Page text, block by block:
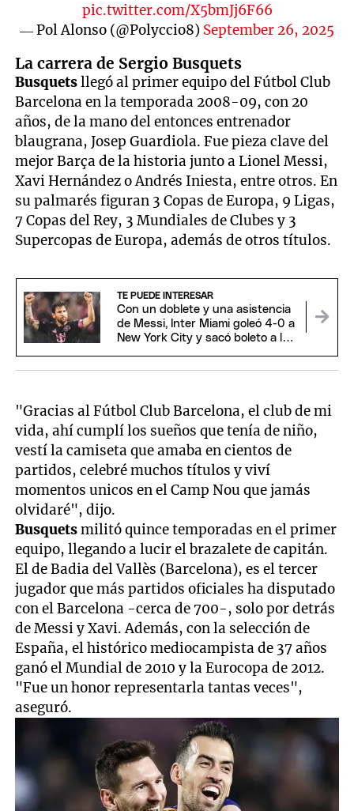
pic.twitter.com/X5bmJj6F66
— Pol Alonso (@Polyccio8) September 26, 2025
La carrera de Sergio Busquets
Busquetsllegó al primer equipo del Fútbol Club
Barcelona en la temporada 2008-09, con 20
años, de la mano del entonces entrenador
blaugrana, Josep Guardiola. Fue pieza clave del
mejor Barça de la historia junto a Lionel Messi,
Xavi Hernández o Andrés Iniesta, entre otros. En
su palmarés figuran 3 Copas de Europa, 9 Ligas,
7 Copas del Rey, 3 Mundiales de Clubes y 3
Supercopas de Europa, además de otros títulos.
TE PUEDE INTERESAR
Con un doblete y una asistencia
de Messi, Inter Miami goleó 4-0 a
New York City y sacó boleto a los
"Gracias al Fútbol Club Barcelona, el club de mi
vida, ahí cumplí los sueños que tenía de niño,
vestí la camiseta que amaba en cientos de
partidos, celebré muchos títulos y viví
momentos unicos en el Camp Nou que jamás
olvidaré", dijo.
Busquetsmilitó quince temporadas en el primer
equipo, llegando a lucir el brazalete de capitán.
El de Badia del Vallès (Barcelona), es el tercer
jugador que más partidos oficiales ha disputado
con el Barcelona -cerca de 700-, solo por detrás
de Messi y Xavi. Además, con la selección de
España, el histórico mediocampista de 37 años
ganó el Mundial de 2010 y la Eurocopa de 2012.
"Fue un honor representarla tantas veces",
aseguró.